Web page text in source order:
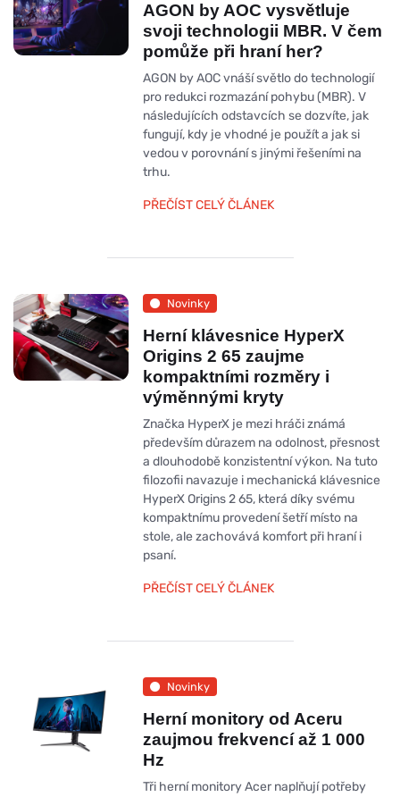
AGON by AOC vysvětluje
svoji technologii MBR. V čem
pomůže při hraní her?
AGON by AOC vnáší světlo do technologií
pro redukci rozmazání pohybu (MBR). V
následujících odstavcích se dozvíte, jak
fungují, kdy je vhodné je použít a jak si
vedou v porovnání s jinými řešeními na
trhu.
PŘEČÍST CELÝ ČLÁNEK
Novinky
Herní klávesnice HyperX
Origins 2 65 zaujme
kompaktními rozměry i
výměnnými kryty
Značka HyperX je mezi hráči známá
především důrazem na odolnost, přesnost
a dlouhodobě konzistentní výkon. Na tuto
filozofii navazuje i mechanická klávesnice
HyperX Origins 2 65, která díky svému
kompaktnímu provedení šetří místo na
stole, ale zachovává komfort při hraní i
psaní.
PŘEČÍST CELÝ ČLÁNEK
Novinky
Herní monitory od Aceru
zaujmou frekvencí až 1 000
Hz
Tři herní monitory Acer naplňují potřeby